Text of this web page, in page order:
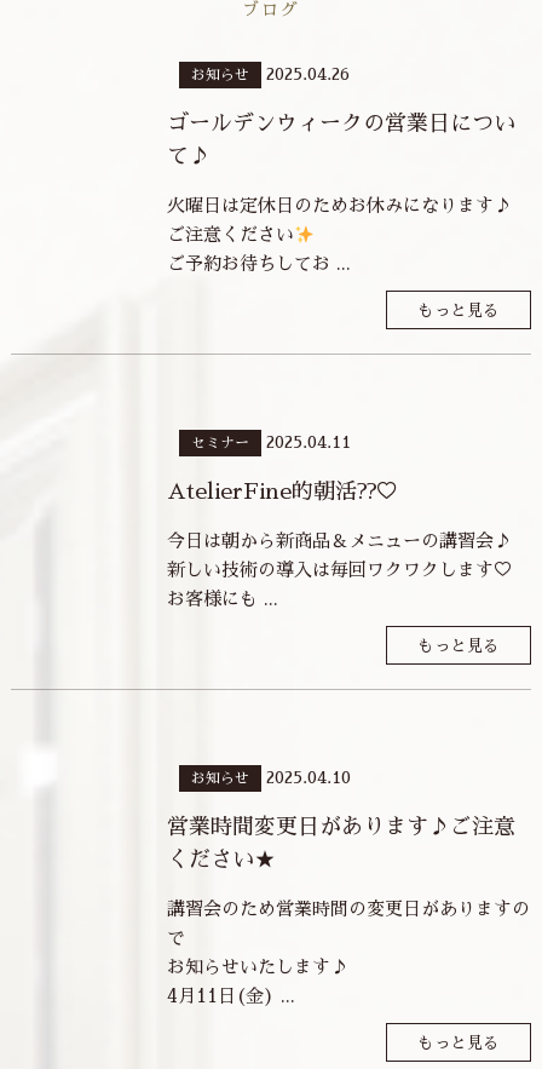
ブログ
お知らせ 2025.04.26
ゴールデンウィークの営業日につい
て♪
火曜日は定休日のためお休みになります♪
ご注意ください
ご予約お待ちしてお ...
もっと見る
セミナー 2025.04.11
AtelierFine的朝活??♡
今日は朝から新商品＆メニューの講習会♪
新しい技術の導入は毎回ワクワクします♡
お客様にも ...
もっと見る
お知らせ 2025.04.10
営業時間変更日があります♪ご注意
ください★
講習会のため営業時間の変更日がありますの
で
お知らせいたします♪
4月11日(金) ...
もっと見る